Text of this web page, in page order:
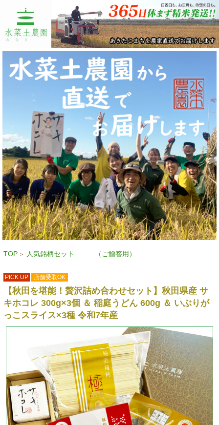
TOP > 人気銘柄セット （ご贈答用）
PICK UP 店舗受取OK
【秋田を堪能！贅沢詰め合わせセット】秋田県産 サ
キホコレ 300g×3個 ＆ 稲庭うどん 600g ＆ いぶりが
っこスライス×3種 令和7年産